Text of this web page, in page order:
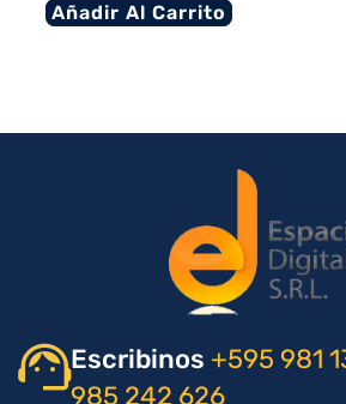
Añadir Al Carrito
Escribinos +595 981
985 242 626